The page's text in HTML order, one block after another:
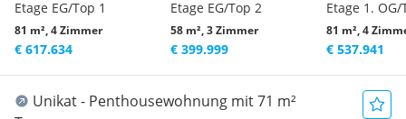
Etage EG/Top 1
81 m², 4 Zimmer
€ 617.634
Etage EG/Top 2
58 m², 3 Zimmer
€ 399.999
Etage 1. OG/
81 m², 4
€ 537.941
Unikat - Penthousewohnung mit 71 m²